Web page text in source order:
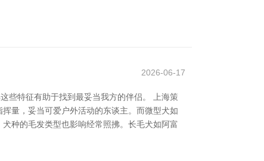
2026-06-17
些特征有助于找到最妥当我方的伴侣。 上海策
量，妥当可爱户外活动的东谈主。而微型犬如
种的毛发类型也影响经常照拂。长毛犬如阿富